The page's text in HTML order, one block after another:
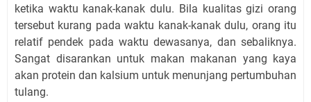
ketika waktu kanak-kanak dulu. Bila kualitas gizi orang
tersebut kurang pada waktu kanak-kanak dulu, orang itu
relatif pendek pada waktu dewasanya, dan sebaliknya.
Sangat disarankan untuk makan makanan yang kaya
akan protein dan kalsium untuk menunjang pertumbuhan
tulang.